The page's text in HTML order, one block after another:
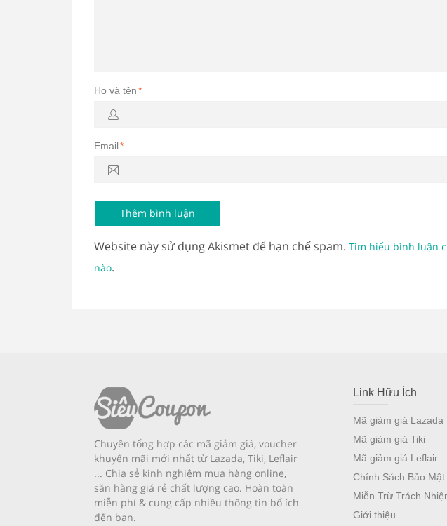
Họ và tên*
Email*
Website này sử dụng Akismet để hạn chế spam. Tìm hiểu bình luận
nào.
Chuyên tổng hợp các mã giảm giá, voucher
khuyến mãi mới nhất từ Lazada, Tiki, Leflair
... Chia sẻ kinh nghiệm mua hàng online,
săn hàng giá rẻ chất lượng cao. Hoàn toàn
miễn phí & cung cấp nhiều thông tin bổ ích
đến bạn.
Link Hữu Ích
Mã giảm giá Lazada
Mã giảm giá Tiki
Mã giảm giá Leflair
Chính Sách Bảo Mật
Miễn Trừ Trách
Giới thiệu